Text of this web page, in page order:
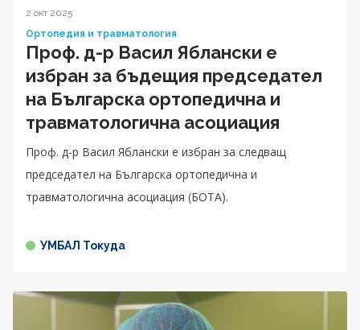
2 окт 2025
Ортопедия и травматология
Проф. д-р Васил Яблански е
избран за бъдещия председател
на Българска ортопедична и
травматологична асоциация
Проф. д-р Васил Яблански е избран за следващ
председател на Българска ортопедична и
травматологична асоциация (БОТА).
УМБАЛ Токуда